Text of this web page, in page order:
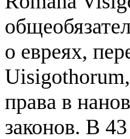
о евреях,
права в
законов. В